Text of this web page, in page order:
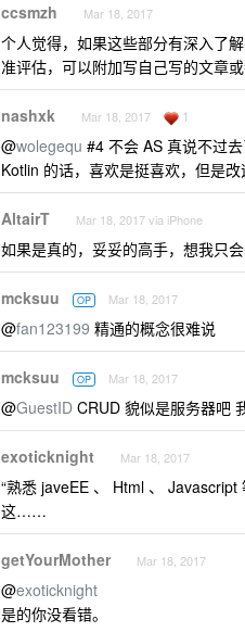
ccsmzh Mar 18, 2017
个人觉得，如果这些部分有深入了
准评估，可以附加写自己写的文章或
nashxk Mar 18, 2017 1
@wolegequ #4 不会 AS 真说不过
Kotlin 的话，喜欢是挺喜欢，但是改
AltairT Mar 18, 2017 via iPhone
如果是真的，妥妥的高手，想我只
mcksuu OP Mar 18, 2017
@fan123199 精通的概念很难说
mcksuu OP Mar 18, 2017
@GuestID CRUD 貌似是服务器吧
exoticknight Mar 18, 2017
“熟悉 javeEE 、 Html 、 Javascript
这……
getYourMother Mar 18, 2017
@exoticknight
是的你没看错。